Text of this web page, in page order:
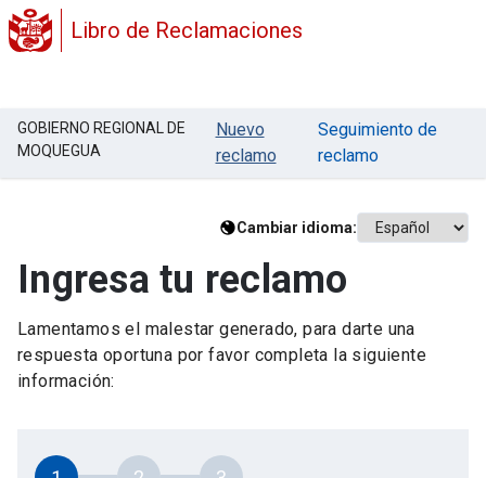
Libro de Reclamaciones
GOBIERNO REGIONAL DE
MOQUEGUA
Nuevo
reclamo
Seguimiento de
reclamo
Cambiar idioma:
Ingresa tu reclamo
Lamentamos el malestar generado, para darte una
respuesta oportuna por favor completa la siguiente
información: